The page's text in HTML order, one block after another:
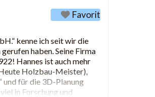
Favorit
kenne ich seit wir die
haben. Seine Firma
Hannes ist auch mehr
Holzbau-Meister),
und für die 3D-Planung
in Forschung und